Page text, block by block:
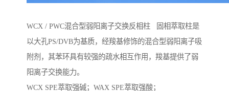
WCX / PWC混合型弱阳离子交换反相柱 固相萃取柱是
以大孔PS/DVB为基质，经羧基修饰的混合型弱阳离子吸
附剂，其苯环具有较强的疏水相互作用，羧基提供了弱
阳离子交换能力。
WCX SPE萃取强碱；WAX SPE萃取强酸；